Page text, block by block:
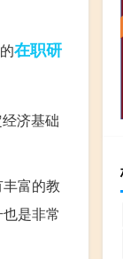
在职研
济基础
富的教
是非常